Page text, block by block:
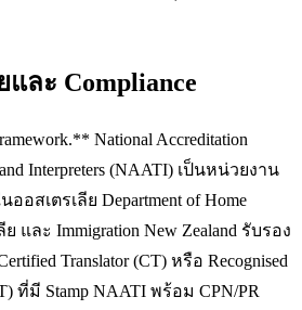
ละ Compliance
National Accreditation
Interpreters (NAATI) เป็นหน่วยงาน
สเตรเลีย Department of Home
และ Immigration New Zealand รับรอง
Translator (CT) หรือ Recognised
ที่มี Stamp NAATI พร้อม CPN/PR